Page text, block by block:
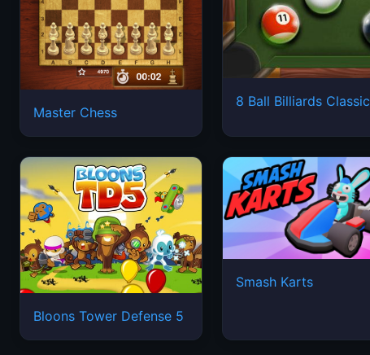
Master Chess
8 Ball Billiards Classic
Bloons Tower Defense 5
Smash Karts